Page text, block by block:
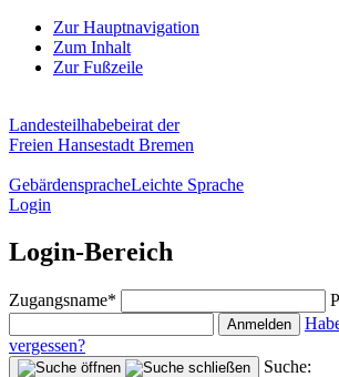
Zur Hauptnavigation
Zum Inhalt
Zur Fußzeile
Landesteilhabebeirat der
Freien Hansestadt Bremen
GebärdenspracheLeichte Sprache
Login
Login-Bereich
Zugangsname*
Anmelden
vergessen?
Suche: